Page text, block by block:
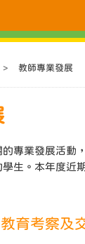
> 教師專業發展
專業發展活動
生。本年度近
育考察及